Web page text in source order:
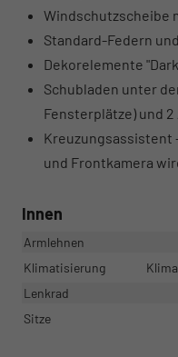
Windschutzscheibe
Standard-Federn
Dekorelemente
Schubladen unter
Fensterplätze) und
Kreuzungsassistent
und Frontkamera
Innen
Armlehnen
Klimatisierung
Lenkrad
Sitze